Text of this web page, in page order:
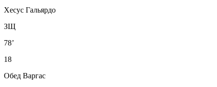
Хесус Гальярдо
ЗЩ
78’
18
Обед Варгас